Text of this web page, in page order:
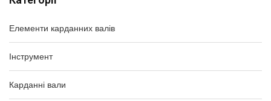
Елементи карданних валів
Інструмент
Карданні вали